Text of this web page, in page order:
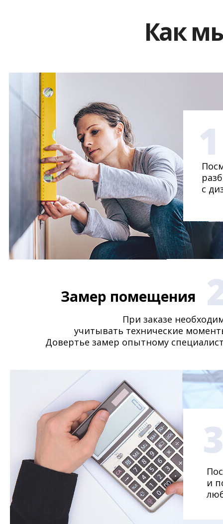
Как
Замер помещения
с
При заказе
учитывать технические
Довертье замер опытному
1
и